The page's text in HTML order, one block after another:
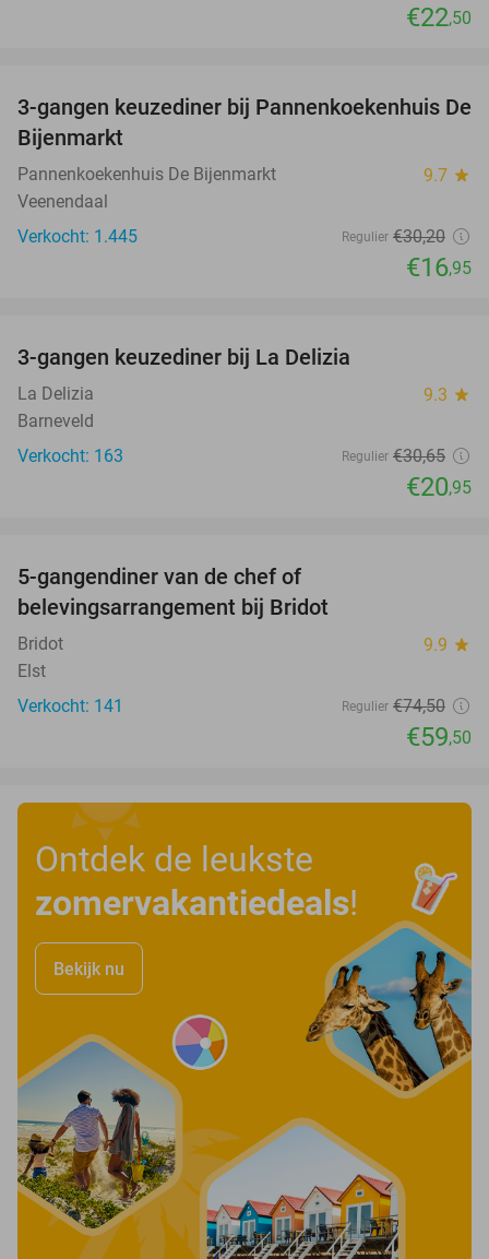
€22,50
44%
3-gangen keuzediner bij Pannenkoekenhuis De
Bijenmarkt
Pannenkoekenhuis De Bijenmarkt 9.7 star
Veenendaal
Verkocht: 1.445
Regulier €30,20
€16,95
3-gangen keuzediner bij La Delizia
La Delizia 9.3 star
Barneveld
Verkocht: 163
Regulier €30,65
€20,95
5-gangendiner van de chef of
belevingsarrangement bij Bridot
Bridot 9.9 star
Elst
Verkocht: 141
Regulier €74,50
€59,50
Ontdek de leukste
zomervakantiedeals!
Bekijk nu